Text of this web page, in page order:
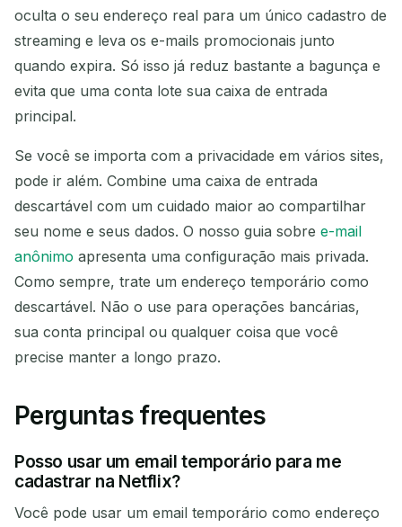
oculta o seu endereço real para um único cadastro de
streaming e leva os e-mails promocionais junto
quando expira. Só isso já reduz bastante a bagunça e
evita que uma conta lote sua caixa de entrada
principal.
Se você se importa com a privacidade em vários sites,
pode ir além. Combine uma caixa de entrada
descartável com um cuidado maior ao compartilhar
seu nome e seus dados. O nosso guia sobre e-mail
anônimo apresenta uma configuração mais privada.
Como sempre, trate um endereço temporário como
descartável. Não o use para operações bancárias,
sua conta principal ou qualquer coisa que você
precise manter a longo prazo.
Perguntas frequentes
Posso usar um email temporário para me
cadastrar na Netflix?
Você pode usar um email temporário como endereço